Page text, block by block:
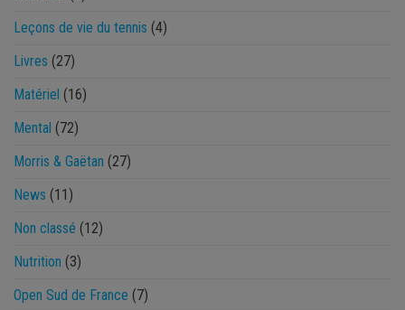
Leçons de vie du tennis (4)
Livres (27)
Matériel (16)
Mental (72)
Morris & Gaëtan (27)
News (11)
Non classé (12)
Nutrition (3)
Open Sud de France (7)